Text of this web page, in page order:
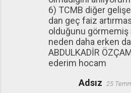
6) TCMB diğer
dan geç faiz
olduğunu
neden daha erken
ABDULKADİR
ederim hocam
Adsız 25